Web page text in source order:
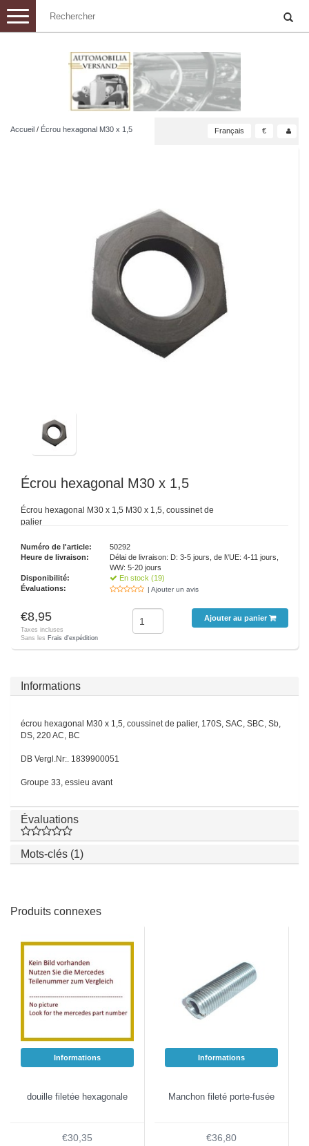
Toggle
navigation
Accueil / Écrou hexagonal M30 x 1,5 Français €
Écrou hexagonal M30 x 1,5
Écrou hexagonal M30 x 1,5 M30 x 1,5, coussinet de
palier
Numéro de l'article:
50292
Heure de livraison:
Délai de livraison: D: 3-5 jours, de l\'UE: 4-11 jours,
WW: 5-20 jours
Disponibilité:
En stock (19)
Évaluations:
| Ajouter un avis
€8,95
Taxes incluses
Sans les Frais d'expédition
Ajouter au panier
Informations
écrou hexagonal M30 x 1,5, coussinet de palier, 170S, SAC, SBC, Sb,
DS, 220 AC, BC
DB Vergl.Nr:. 1839900051
Groupe 33, essieu avant
Évaluations
Mots-clés (1)
Produits connexes
Informations
douille filetée hexagonale
€30,35
Informations
Manchon fileté porte-fusée
€36,80